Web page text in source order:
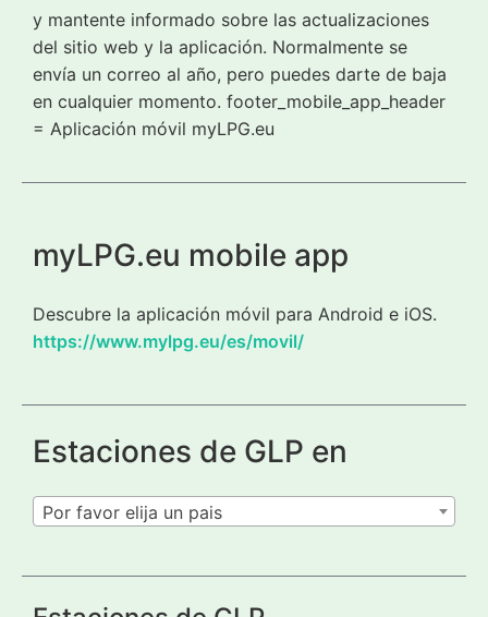
y mantente informado sobre las actualizaciones
del sitio web y la aplicación. Normalmente se
envía un correo al año, pero puedes darte de baja
en cualquier momento. footer_mobile_app_header
= Aplicación móvil myLPG.eu
myLPG.eu mobile app
Descubre la aplicación móvil para Android e iOS.
https://www.mylpg.eu/es/movil/
Estaciones de GLP en
Por favor elija un pais